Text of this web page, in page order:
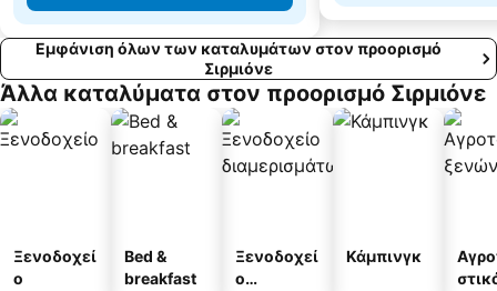
Εμφάνιση όλων των καταλυμάτων στον προορισμό
Σιρμιόνε
Άλλα καταλύματα στον προορισμό Σιρμιόνε
Ξενοδοχεί
ο
Bed &
breakfast
Ξενοδοχεί
ο
Κάμπινγκ